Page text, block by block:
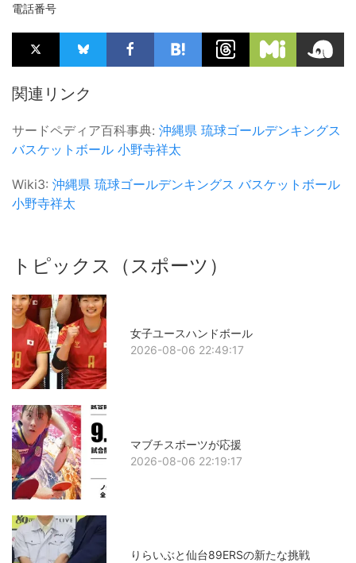
電話番号
関連リンク
サードペディア百科事典: 沖縄県 琉球ゴールデンキングス
バスケットボール 小野寺祥太
Wiki3: 沖縄県 琉球ゴールデンキングス バスケットボール
小野寺祥太
トピックス（スポーツ）
女子ユースハンドボール
2026-08-06 22:49:17
マブチスポーツが応援
2026-08-06 22:19:17
りらいぶと仙台89ERSの新たな挑戦